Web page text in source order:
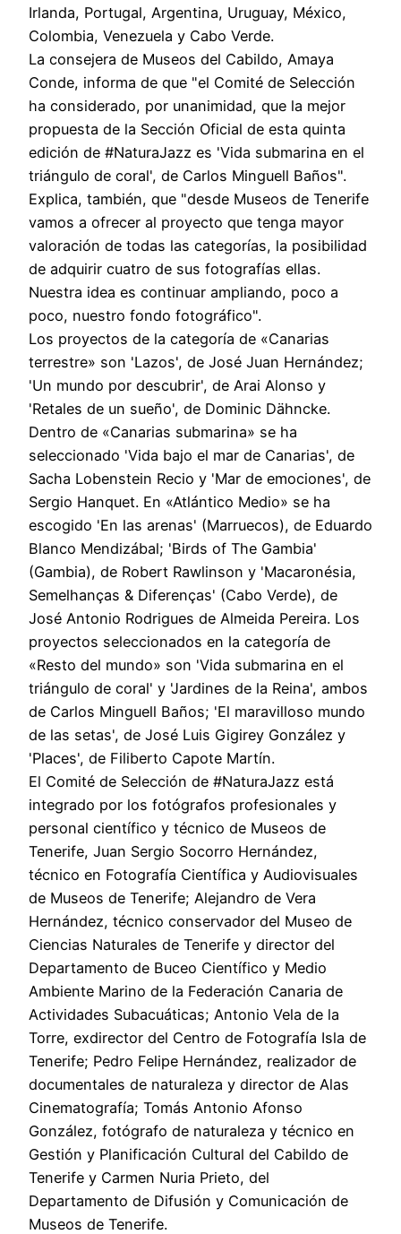
Irlanda, Portugal, Argentina, Uruguay, México,
Colombia, Venezuela y Cabo Verde.
La consejera de Museos del Cabildo, Amaya
Conde, informa de que "el Comité de Selección
ha considerado, por unanimidad, que la mejor
propuesta de la Sección Oficial de esta quinta
edición de #NaturaJazz es 'Vida submarina en el
triángulo de coral', de Carlos Minguell Baños".
Explica, también, que "desde Museos de Tenerife
vamos a ofrecer al proyecto que tenga mayor
valoración de todas las categorías, la posibilidad
de adquirir cuatro de sus fotografías ellas.
Nuestra idea es continuar ampliando, poco a
poco, nuestro fondo fotográfico".
Los proyectos de la categoría de «Canarias
terrestre» son 'Lazos', de José Juan Hernández;
'Un mundo por descubrir', de Arai Alonso y
'Retales de un sueño', de Dominic Dähncke.
Dentro de «Canarias submarina» se ha
seleccionado 'Vida bajo el mar de Canarias', de
Sacha Lobenstein Recio y 'Mar de emociones', de
Sergio Hanquet. En «Atlántico Medio» se ha
escogido 'En las arenas' (Marruecos), de Eduardo
Blanco Mendizábal; 'Birds of The Gambia'
(Gambia), de Robert Rawlinson y 'Macaronésia,
Semelhanças & Diferenças' (Cabo Verde), de
José Antonio Rodrigues de Almeida Pereira. Los
proyectos seleccionados en la categoría de
«Resto del mundo» son 'Vida submarina en el
triángulo de coral' y 'Jardines de la Reina', ambos
de Carlos Minguell Baños; 'El maravilloso mundo
de las setas', de José Luis Gigirey González y
'Places', de Filiberto Capote Martín.
El Comité de Selección de #NaturaJazz está
integrado por los fotógrafos profesionales y
personal científico y técnico de Museos de
Tenerife, Juan Sergio Socorro Hernández,
técnico en Fotografía Científica y Audiovisuales
de Museos de Tenerife; Alejandro de Vera
Hernández, técnico conservador del Museo de
Ciencias Naturales de Tenerife y director del
Departamento de Buceo Científico y Medio
Ambiente Marino de la Federación Canaria de
Actividades Subacuáticas; Antonio Vela de la
Torre, exdirector del Centro de Fotografía Isla de
Tenerife; Pedro Felipe Hernández, realizador de
documentales de naturaleza y director de Alas
Cinematografía; Tomás Antonio Afonso
González, fotógrafo de naturaleza y técnico en
Gestión y Planificación Cultural del Cabildo de
Tenerife y Carmen Nuria Prieto, del
Departamento de Difusión y Comunicación de
Museos de Tenerife.